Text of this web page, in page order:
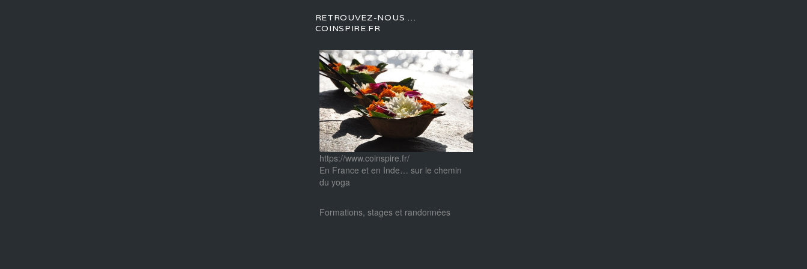
RETROUVEZ-NOUS …
COINSPIRE.FR
https://www.coinspire.fr/
En France et en Inde… sur le chemin
du yoga
Formations, stages et randonnées